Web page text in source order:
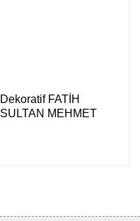
Dekoratif FATİH
SULTAN MEHMET